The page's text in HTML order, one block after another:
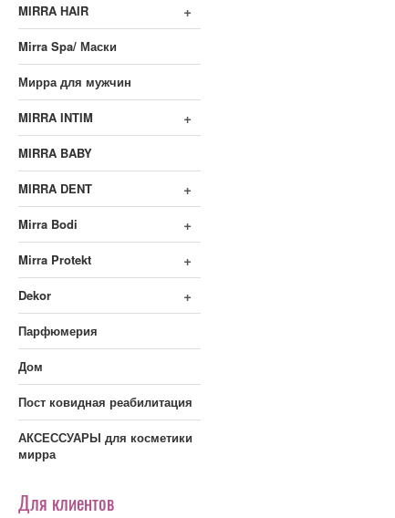
+
MIRRA HAIR
Mirra Spa/ Маски
Мирра для мужчин
+
MIRRA INTIM
MIRRA BABY
+
MIRRA DENT
+
Mirra Bodi
+
Mirra Protekt
+
Dekor
Парфюмерия
Дом
Пост ковидная реабилитация
АКСЕССУАРЫ для косметики
мирра
Для клиентов